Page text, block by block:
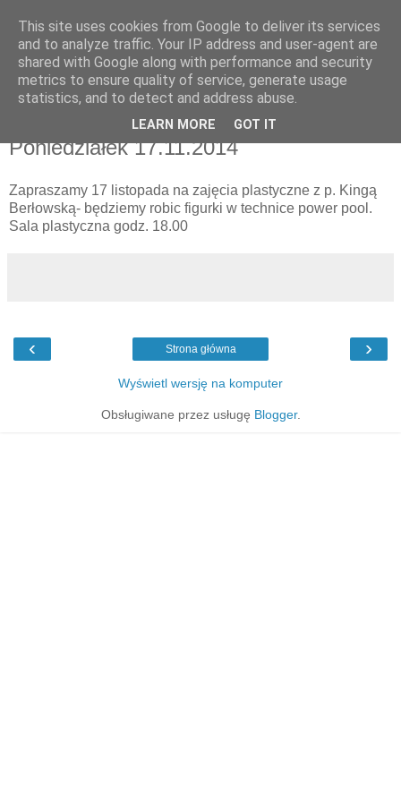
UTW Łomianki
Poniedziałek 17.11.2014
Zapraszamy 17 listopada na zajęcia plastyczne z p. Kingą
Berłowską- będziemy robic figurki w technice power pool.
Sala plastyczna godz. 18.00
‹ ›
Strona główna
Wyświetl wersję na komputer
Obsługiwane przez usługę Blogger.
This site uses cookies from Google to deliver its services
and to analyze traffic. Your IP address and user-agent are
shared with Google along with performance and security
metrics to ensure quality of service, generate usage
statistics, and to detect and address abuse.
LEARN MORE GOT IT